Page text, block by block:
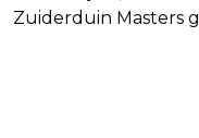
Zuiderduin Masters